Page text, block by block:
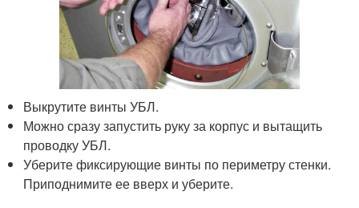
Выкрутите винты УБЛ.
Можно сразу запустить руку за корпус и вытащить
проводку УБЛ.
Уберите фиксирующие винты по периметру стенки.
Приподнимите ее вверх и уберите.